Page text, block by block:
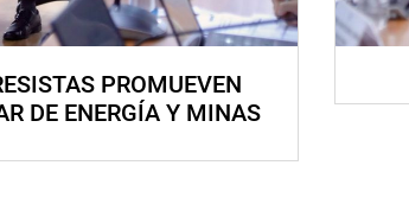
PROMUEVEN
DE ENERGÍA Y MINAS